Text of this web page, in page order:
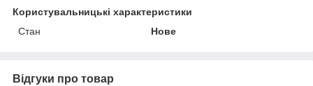
Користувальницькі характеристики
Стан
Нове
Відгуки про товар